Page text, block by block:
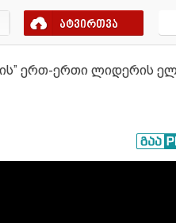
ატვირთვა
ერთ-ერთი ლიდერის